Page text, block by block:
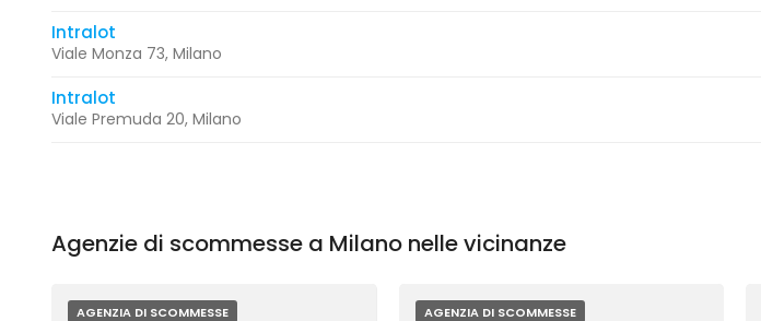
Intralot
Viale Monza 73, Milano
Intralot
Viale Premuda 20, Milano
Agenzie di scommesse a Milano nelle vicinanze
AGENZIA DI SCOMMESSE AGENZIA DI SCOMMESSE